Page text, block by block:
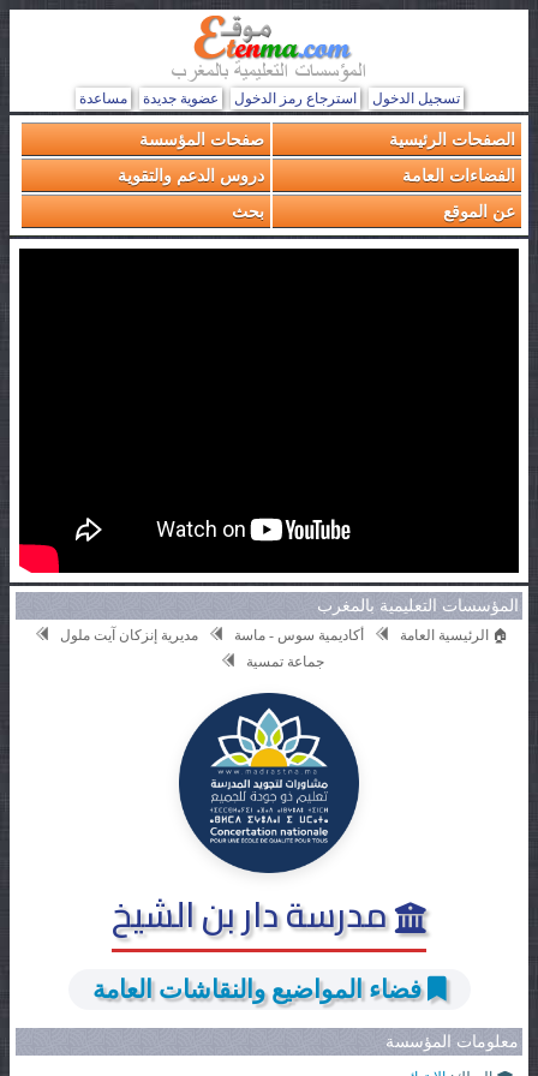
تسجيل الدخول استرجاع رمز الدخول عضوية جديدة مساعدة
الصفحات الرئيسية
صفحات المؤسسة
الفضاءات العامة
دروس الدعم والتقوية
عن الموقع
بحث
المؤسسات التعليمية بالمغرب
🏠 الرئيسية العامة أكاديمية سوس - ماسة
مديرية إنزكان آيت ملول
جماعة تمسية
مدرسة دار بن الشيخ
فضاء المواضيع والنقاشات العامة
معلومات المؤسسة